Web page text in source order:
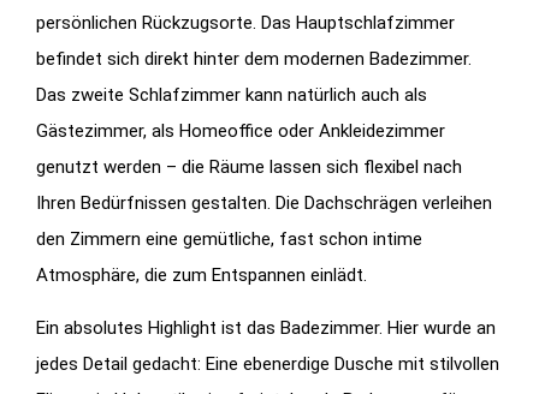
persönlichen Rückzugsorte. Das Hauptschlafzimmer
befindet sich direkt hinter dem modernen Badezimmer.
Das zweite Schlafzimmer kann natürlich auch als
Gästezimmer, als Homeoffice oder Ankleidezimmer
genutzt werden – die Räume lassen sich flexibel nach
Ihren Bedürfnissen gestalten. Die Dachschrägen verleihen
den Zimmern eine gemütliche, fast schon intime
Atmosphäre, die zum Entspannen einlädt.
Ein absolutes Highlight ist das Badezimmer. Hier wurde an
jedes Detail gedacht: Eine ebenerdige Dusche mit stilvollen